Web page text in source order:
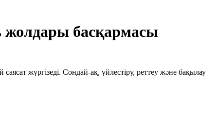
жолдары басқармасы
жүргізеді. Сондай-ақ, үйлестіру, реттеу және бақылау